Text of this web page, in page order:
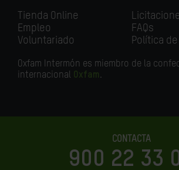
Tienda Online
Empleo
Voluntariado
FAQs
Política
Oxfam Intermón es miembro de la
internacional Oxfam.
CONTACTA
900 22 33